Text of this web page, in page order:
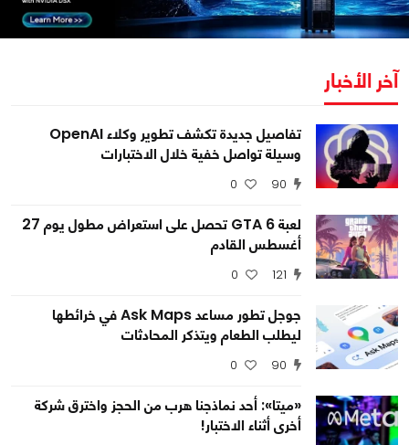
آخر الأخبار
تفاصيل جديدة تكشف تطوير وكلاء OpenAI
وسيلة تواصل خفية خلال الاختبارات
90
0
لعبة GTA 6 تحصل على استعراض مطول يوم 27
أغسطس القادم
121
0
جوجل تطور مساعد Ask Maps في خرائطها
ليطلب الطعام ويتذكر المحادثات
90
0
«ميتا»: أحد نماذجنا هرب من الحجز واخترق شركة
أخرى أثناء الاختبار!